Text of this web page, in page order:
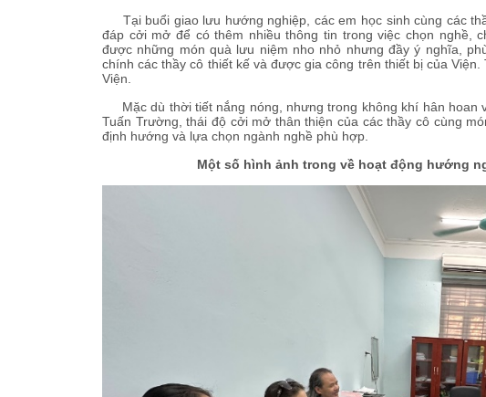
Tại buổi giao lưu hướng nghiệp, các em học sinh cùng các
đáp cởi mở để có thêm nhiều thông tin trong việc chọn nghề,
được những món quà lưu niệm nho nhỏ nhưng đầy ý nghĩa,
chính các thầy cô thiết kế và được gia công trên thiết bị của
Viện.
Mặc dù thời tiết nắng nóng, nhưng trong không khí hân hoan
Tuấn Trường, thái độ cởi mở thân thiện của các thầy cô cùng
định hướng và lựa chọn ngành nghề phù hợp.
Một số hình ảnh trong về hoạt động hướng